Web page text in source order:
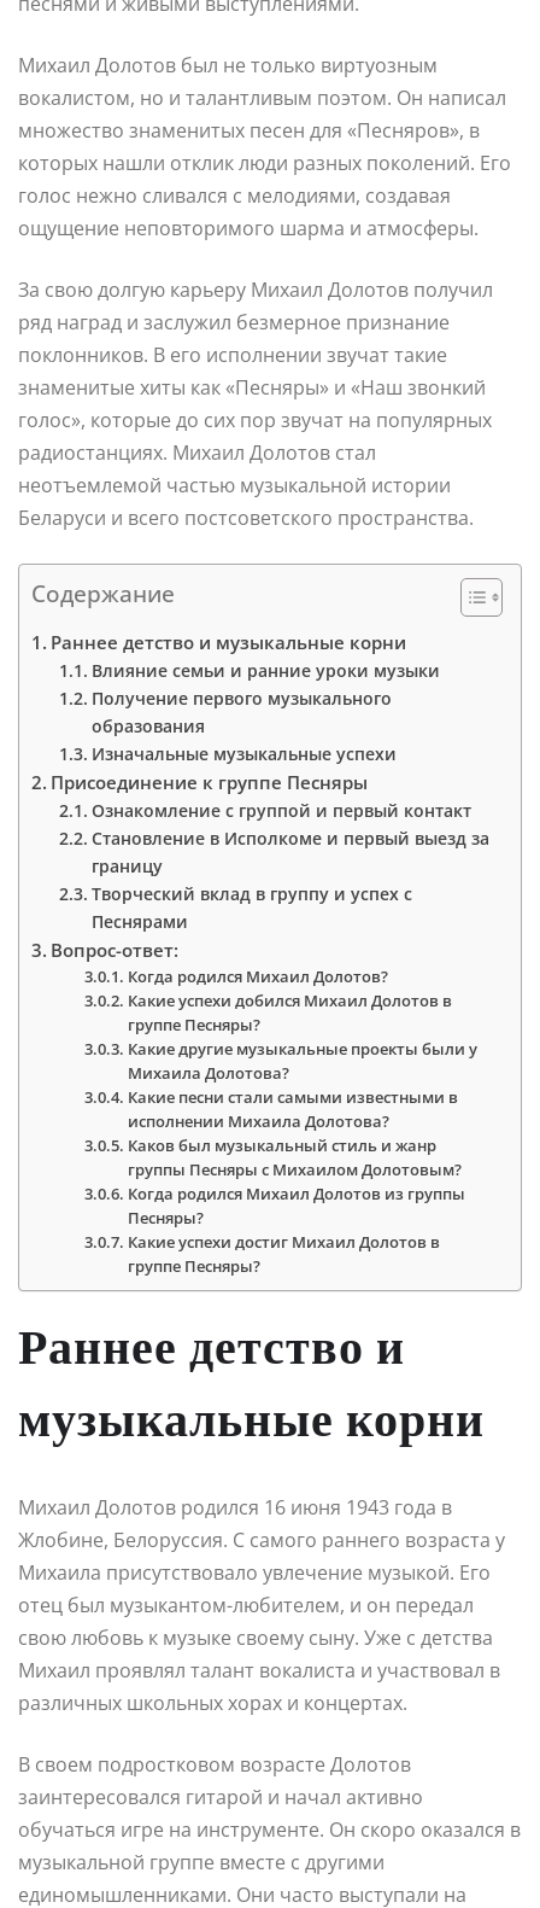
Михаил Долотов был не только виртуозным
вокалистом, но и талантливым поэтом. Он написал
множество знаменитых песен для «Песняров», в
которых нашли отклик люди разных поколений. Его
голос нежно сливался с мелодиями, создавая
ощущение неповторимого шарма и атмосферы.
За свою долгую карьеру Михаил Долотов получил
ряд наград и заслужил безмерное признание
поклонников. В его исполнении звучат такие
знаменитые хиты как «Песняры» и «Наш звонкий
голос», которые до сих пор звучат на популярных
радиостанциях. Михаил Долотов стал
неотъемлемой частью музыкальной истории
Беларуси и всего постсоветского пространства.
Содержание
Раннее детство и музыкальные корни
Влияние семьи и ранние уроки музыки
Получение первого музыкального
образования
Изначальные музыкальные успехи
Присоединение к группе Песняры
Ознакомление с группой и первый контакт
Становление в Исполкоме и первый выезд за
границу
Творческий вклад в группу и успех с
Песнярами
Вопрос-ответ:
Когда родился Михаил Долотов?
Какие успехи добился Михаил Долотов в
группе Песняры?
Какие другие музыкальные проекты были у
Михаила Долотова?
Какие песни стали самыми известными в
исполнении Михаила Долотова?
Каков был музыкальный стиль и жанр
группы Песняры с Михаилом Долотовым?
Когда родился Михаил Долотов из группы
Песняры?
Какие успехи достиг Михаил Долотов в
группе Песняры?
Раннее детство и
музыкальные корни
Михаил Долотов родился 16 июня 1943 года в
Жлобине, Белоруссия. С самого раннего возраста у
Михаила присутствовало увлечение музыкой. Его
отец был музыкантом-любителем, и он передал
свою любовь к музыке своему сыну. Уже с детства
Михаил проявлял талант вокалиста и участвовал в
различных школьных хорах и концертах.
В своем подростковом возрасте Долотов
заинтересовался гитарой и начал активно
обучаться игре на инструменте. Он скоро оказался в
музыкальной группе вместе с другими
единомышленниками. Они часто выступали на